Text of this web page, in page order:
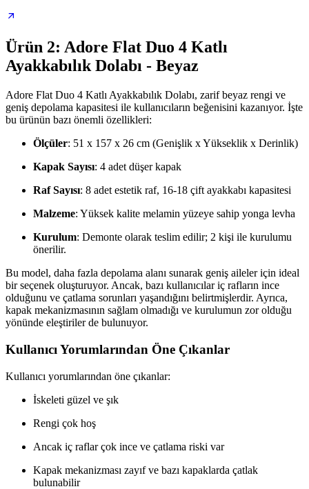
Ürün 2: Adore Flat Duo 4 Katlı
Ayakkabılık Dolabı - Beyaz
Adore Flat Duo 4 Katlı Ayakkabılık Dolabı, zarif beyaz rengi ve
geniş depolama kapasitesi ile kullanıcıların beğenisini kazanıyor. İşte
bu ürünün bazı önemli özellikleri:
Ölçüler: 51 x 157 x 26 cm (Genişlik x Yükseklik x Derinlik)
Kapak Sayısı: 4 adet düşer kapak
Raf Sayısı: 8 adet estetik raf, 16-18 çift ayakkabı kapasitesi
Malzeme: Yüksek kalite melamin yüzeye sahip yonga levha
Kurulum: Demonte olarak teslim edilir; 2 kişi ile kurulumu
önerilir.
Bu model, daha fazla depolama alanı sunarak geniş aileler için ideal
bir seçenek oluşturuyor. Ancak, bazı kullanıcılar iç rafların ince
olduğunu ve çatlama sorunları yaşandığını belirtmişlerdir. Ayrıca,
kapak mekanizmasının sağlam olmadığı ve kurulumun zor olduğu
yönünde eleştiriler de bulunuyor.
Kullanıcı Yorumlarından Öne Çıkanlar
Kullanıcı yorumlarından öne çıkanlar:
İskeleti güzel ve şık
Rengi çok hoş
Ancak iç raflar çok ince ve çatlama riski var
Kapak mekanizması zayıf ve bazı kapaklarda çatlak
bulunabilir